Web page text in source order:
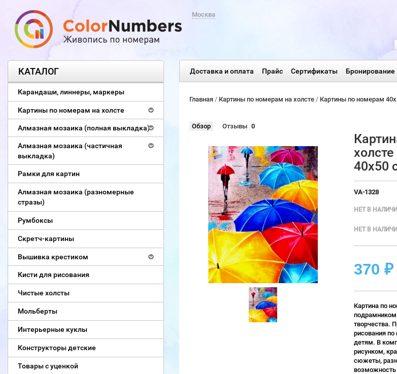
Москва
Доставка и оплата Прайс Сертификаты Бронирование
КАТАЛОГ
Карандаши, линнеры, маркеры
Картины по номерам на холсте
Алмазная мозаика (полная выкладка)
Алмазная мозаика (частичная
выкладка)
Рамки для картин
Алмазная мозаика (разномерные
стразы)
Румбоксы
Скретч-картины
Вышивка крестиком
Кисти для рисования
Чистые холсты
Мольберты
Интерьерные куклы
Конструкторы детские
Товары с уценкой
Главная/ Картины по номерам на холсте / Картины по номерам
Обзор Отзывы 0
40х50
VA-1328
НЕТ В
НЕТ В
370 ₽
Картина по
подрамником
творчества.
рисования
детям. В
рисунком,
сюжеты,
возможность